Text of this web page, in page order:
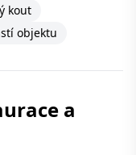
kout
objektu
a